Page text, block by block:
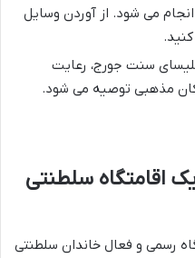
می شود. از آوردن وسایل
سنت جورج، رعایت
مذهبی توصیه می شود.
اقامتگاه سلطنتی
رسمی و فعال خاندان سلطنتی